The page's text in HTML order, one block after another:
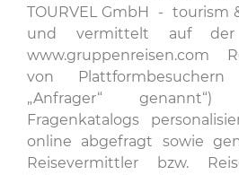
TOURVEL GmbH - tourism
und vermittelt auf der
www.gruppenreisen.com
von
„Anfrager“
Fragenkatalogs
online abgefragt sowie
Reisevermittler bzw.